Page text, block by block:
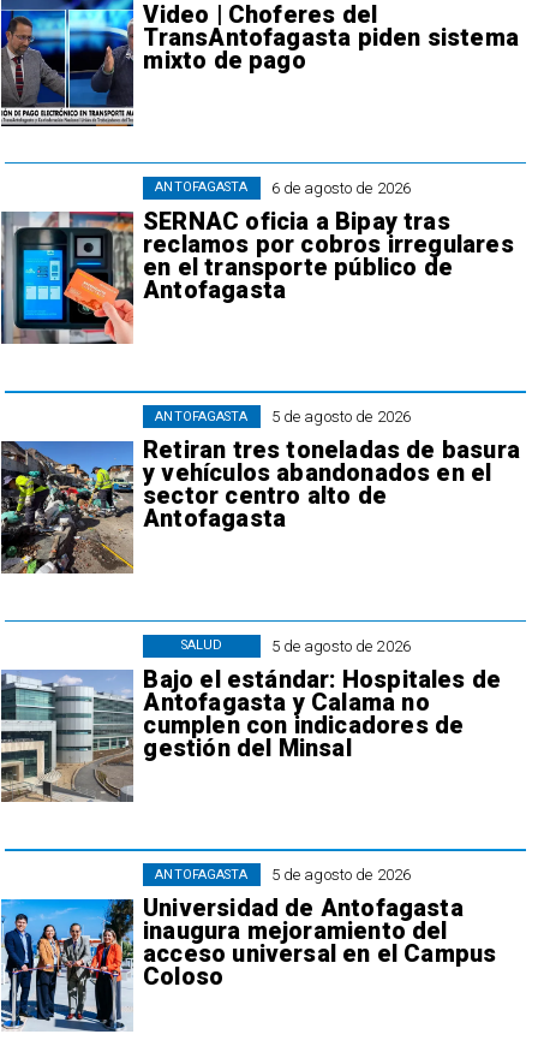
Video | Choferes del
TransAntofagasta piden sistema
mixto de pago
6 de agosto de 2026
SERNAC oficia a Bipay tras
reclamos por cobros irregulares
en el transporte público de
Antofagasta
ANTOFAGASTA
5 de agosto de 2026
Retiran tres toneladas de basura
y vehículos abandonados en el
sector centro alto de
Antofagasta
ANTOFAGASTA
5 de agosto de 2026
Bajo el estándar: Hospitales de
Antofagasta y Calama no
cumplen con indicadores de
gestión del Minsal
SALUD
5 de agosto de 2026
Universidad de Antofagasta
inaugura mejoramiento del
acceso universal en el Campus
Coloso
ANTOFAGASTA